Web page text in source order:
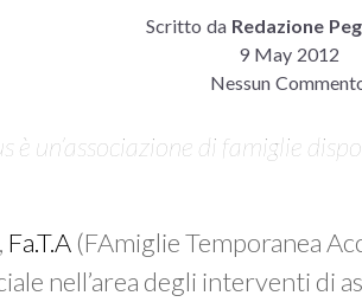
Scritto da Redazione
9 May 2012
Nessun
è un’associazione di famiglie
Fa.T.A(FAmiglie Temporanea
nell’area degli interventi di